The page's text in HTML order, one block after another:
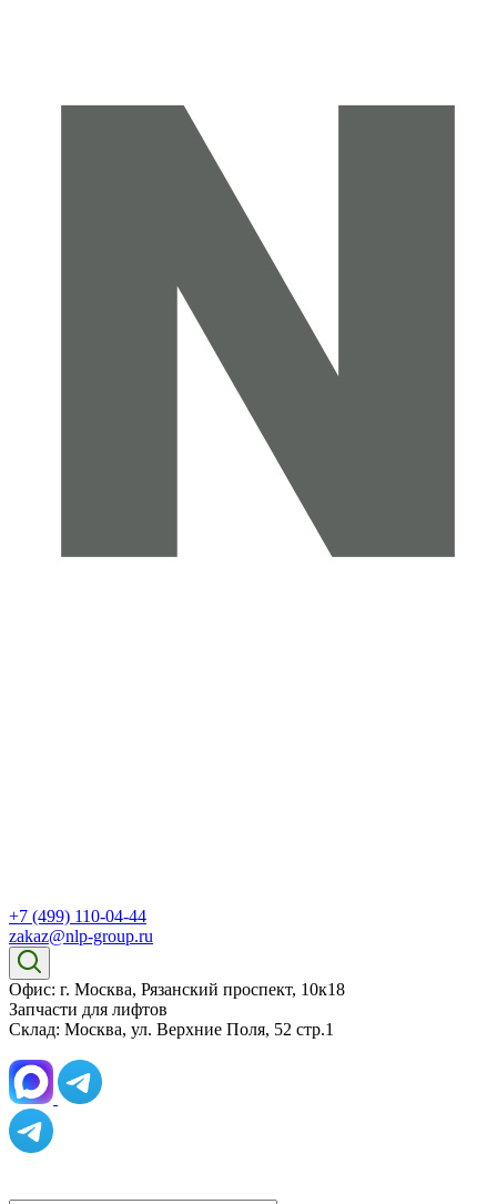
+7 (499) 110-04-44
zakaz@nlp-group.ru
Офис: г. Москва, Рязанский проспект, 10к18
Запчасти для лифтов
Склад: Москва, ул. Верхние Поля, 52 стр.1